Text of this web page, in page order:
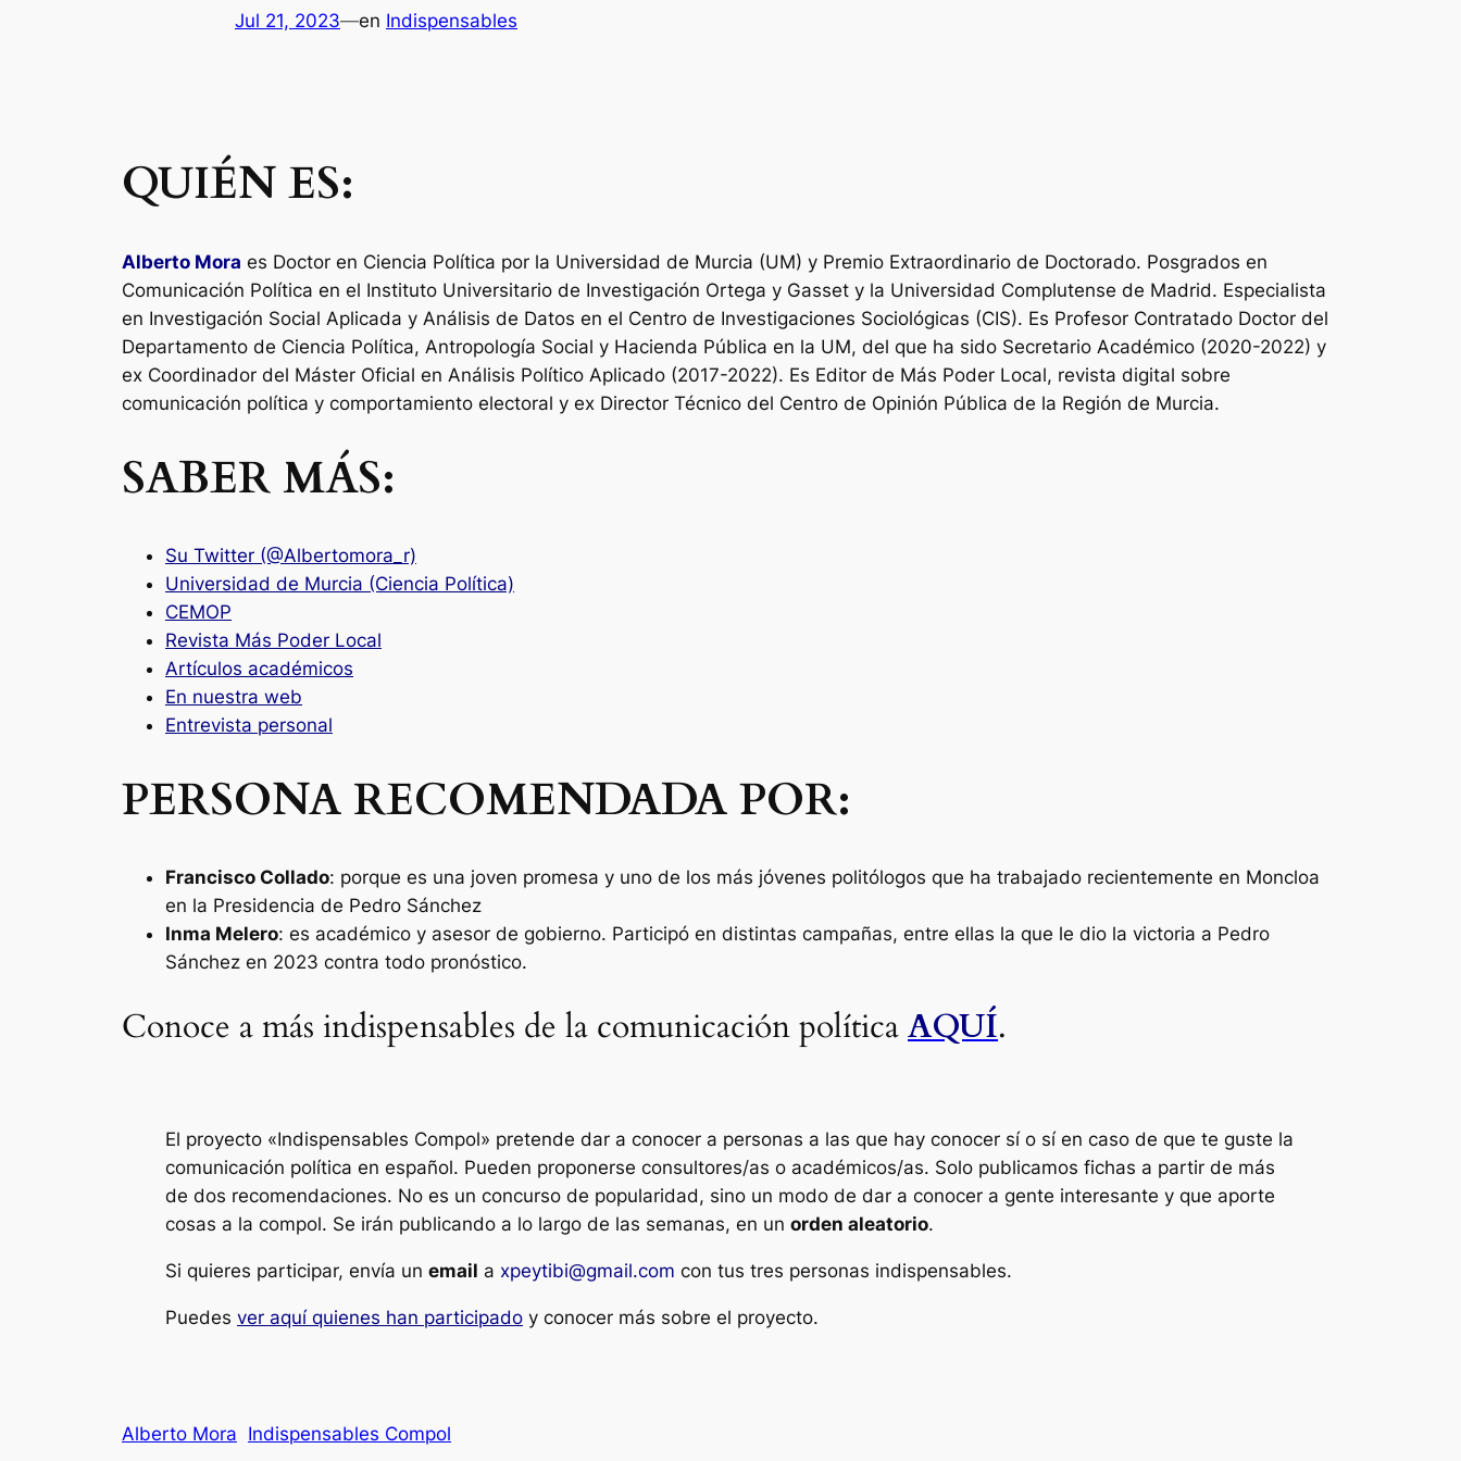
Jul 21, 2023—en Indispensables
QUIÉN ES:
Alberto Mora es Doctor en Ciencia Política por la Universidad de Murcia (UM) y Premio Extraordinario de Doctorado. Posgrados en
Comunicación Política en el Instituto Universitario de Investigación Ortega y Gasset y la Universidad Complutense de Madrid. Especialista
en Investigación Social Aplicada y Análisis de Datos en el Centro de Investigaciones Sociológicas (CIS). Es Profesor Contratado Doctor del
Departamento de Ciencia Política, Antropología Social y Hacienda Pública en la UM, del que ha sido Secretario Académico (2020-2022) y
ex Coordinador del Máster Oficial en Análisis Político Aplicado (2017-2022). Es Editor de Más Poder Local, revista digital sobre
comunicación política y comportamiento electoral y ex Director Técnico del Centro de Opinión Pública de la Región de Murcia.
SABER MÁS:
Su Twitter (@Albertomora_r)
Universidad de Murcia (Ciencia Política)
CEMOP
Revista Más Poder Local
Artículos académicos
En nuestra web
Entrevista personal
PERSONA RECOMENDADA POR:
Francisco Collado: porque es una joven promesa y uno de los más jóvenes politólogos que ha trabajado recientemente en Moncloa
en la Presidencia de Pedro Sánchez
Inma Melero: es académico y asesor de gobierno. Participó en distintas campañas, entre ellas la que le dio la victoria a Pedro
Sánchez en 2023 contra todo pronóstico.
Conoce a más indispensables de la comunicación política AQUÍ.
El proyecto «Indispensables Compol» pretende dar a conocer a personas a las que hay conocer sí o sí en caso de que te guste la
comunicación política en español. Pueden proponerse consultores/as o académicos/as. Solo publicamos fichas a partir de más
de dos recomendaciones. No es un concurso de popularidad, sino un modo de dar a conocer a gente interesante y que aporte
cosas a la compol. Se irán publicando a lo largo de las semanas, en un orden aleatorio.
Si quieres participar, envía un email a xpeytibi@gmail.com con tus tres personas indispensables.
Puedes ver aquí quienes han participado y conocer más sobre el proyecto.
Alberto Mora Indispensables Compol